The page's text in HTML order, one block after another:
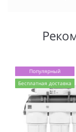
Популярный
Бесплатная доставка